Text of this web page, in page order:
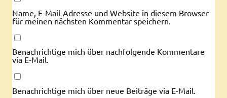
Name, E-Mail-Adresse und Website in diesem Browser
für meinen nächsten Kommentar speichern.
Benachrichtige mich über nachfolgende Kommentare
via E-Mail.
Benachrichtige mich über neue Beiträge via E-Mail.